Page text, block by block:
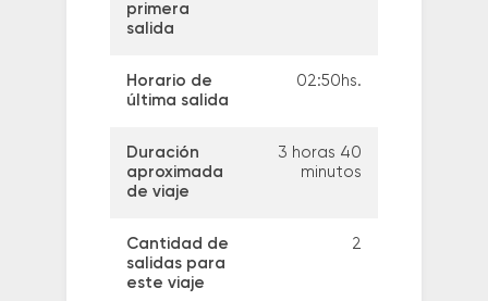
primera
salida
Horario de
última salida
02:50hs.
Duración
aproximada
de viaje
3 horas 40
minutos
Cantidad de
salidas para
este viaje
2